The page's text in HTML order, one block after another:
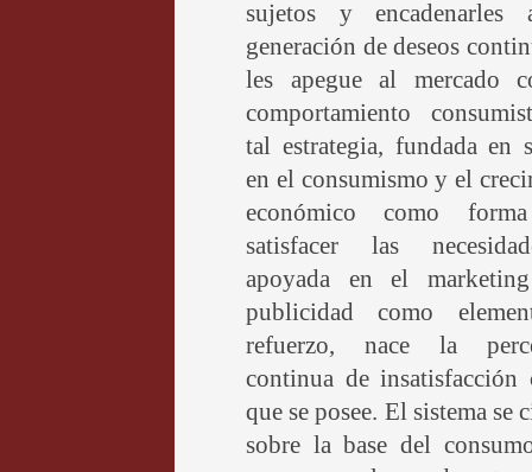
sujetos y encadenarles
generación de deseos
les apegue al mercado
comportamiento
tal estrategia, fundada en
en el consumismo y el
económico como
satisfacer las
apoyada en el
publicidad como
refuerzo, nace la
continua de insatisfacción
que se posee. El sistema se
sobre la base del